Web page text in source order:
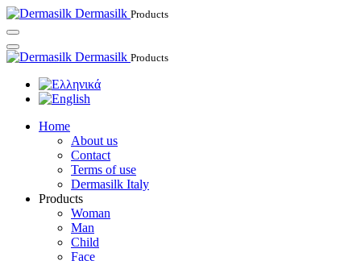
Dermasilk Products
Dermasilk Products
Home
About us
Contact
Terms of use
Dermasilk Italy
Products
Woman
Man
Child
Face